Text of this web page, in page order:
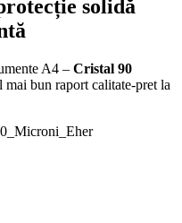
solidă
A4 – Cristal 90
mai bun raport calitate-pret la